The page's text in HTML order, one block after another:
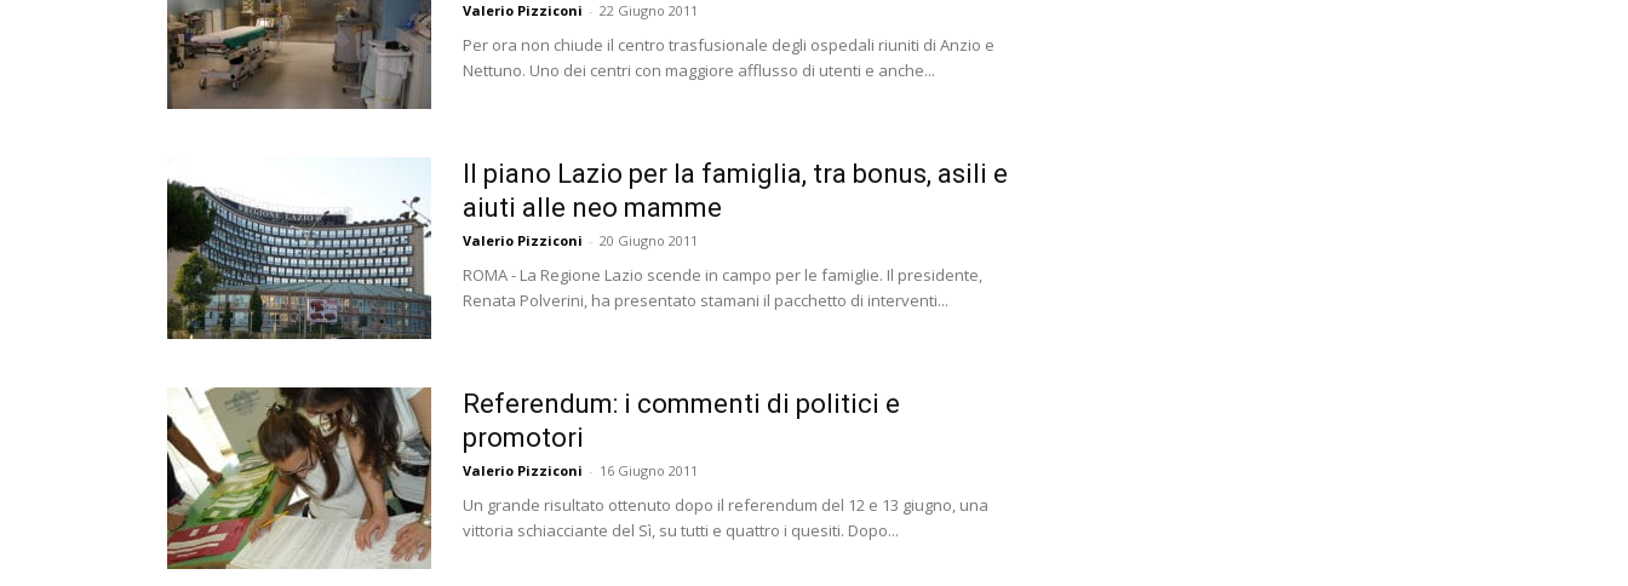
Valerio Pizziconi - 22 Giugno 2011
Per ora non chiude il centro trasfusionale degli ospedali riuniti di Anzio e
Nettuno. Uno dei centri con maggiore afflusso di utenti e anche...
Il piano Lazio per la famiglia, tra bonus, asili e
aiuti alle neo mamme
Valerio Pizziconi - 20 Giugno 2011
ROMA - La Regione Lazio scende in campo per le famiglie. Il presidente,
Renata Polverini, ha presentato stamani il pacchetto di interventi...
Referendum: i commenti di politici e
promotori
Valerio Pizziconi - 16 Giugno 2011
Un grande risultato ottenuto dopo il referendum del 12 e 13 giugno, una
vittoria schiacciante del Sì, su tutti e quattro i quesiti. Dopo...